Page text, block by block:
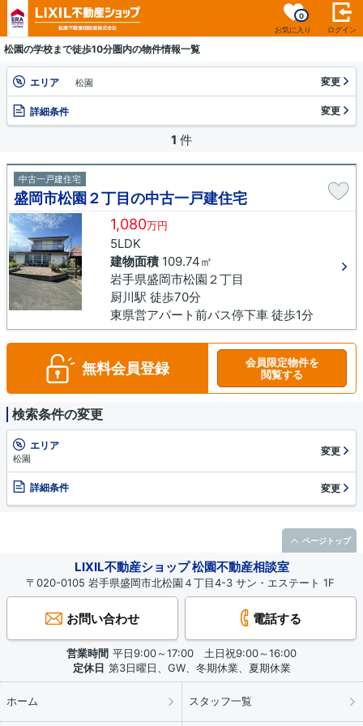
お気に入り
0
ログイン
松園の学校まで徒歩10分圏内の物件情報一覧
エリア 松園 変更
詳細条件 変更
1 件
中古一戸建住宅
盛岡市松園２丁目の中古一戸建住宅
1,080万円
5LDK
建物面積109.74㎡
岩手県盛岡市松園２丁目
厨川駅 徒歩70分
東県営アパート前バス停下車 徒歩1分
無料会員登録
会員限定物件を
閲覧する
検索条件の変更
エリア
松園
変更
詳細条件 変更
LIXIL不動産ショップ 松園不動産相談室
〒020-0105 岩手県盛岡市北松園４丁目4-3 サン・エステート 1F
お問い合わせ 電話する
営業時間 平日9:00～17:00 土日祝9:00～16:00
定休日 第3日曜日、GW、冬期休業、夏期休業
ホーム スタッフ一覧
ページトップ